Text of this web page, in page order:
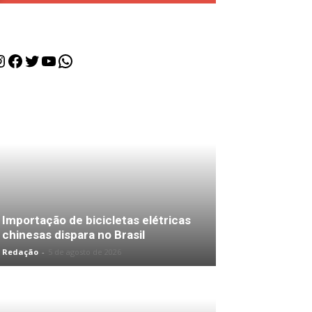
Facebook
Twitter
Youtube
WhatsApp
Importação de bicicletas elétricas
chinesas dispara no Brasil
Redação -